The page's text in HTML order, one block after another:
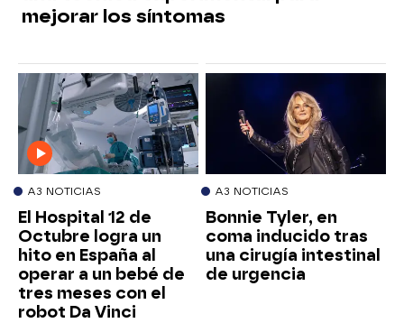
mejorar los síntomas
A3 NOTICIAS
El Hospital 12 de
Octubre logra un
hito en España al
operar a un bebé de
tres meses con el
robot Da Vinci
A3 NOTICIAS
Bonnie Tyler, en
coma inducido tras
una cirugía intestinal
de urgencia